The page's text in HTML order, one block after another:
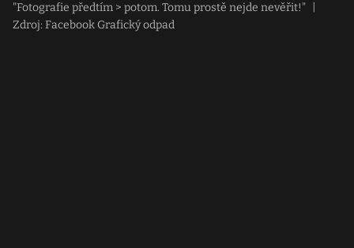
"Fotografie předtím > potom. Tomu prostě nejde nevěřit!"
Zdroj: Facebook Grafický odpad